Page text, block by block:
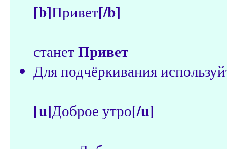
[b]Привет[/b]
станетПривет
Для подчёркивания
[u]Доброе утро[/u]